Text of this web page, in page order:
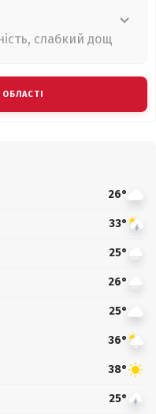
слабкий дощ
26°
33°
25°
26°
25°
36°
38°
25°